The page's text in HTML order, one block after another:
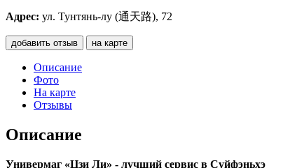
Адрес: ул. Тунтянь-лу (通天路), 72
добавить отзыв на карте
Описание
Фото
На карте
Отзывы
Описание
Универмаг «Цзи Ли» - лучший сервис в Суйфэньхэ